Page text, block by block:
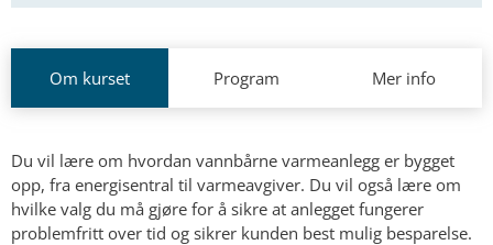
Om kurset Program Mer info
Du vil lære om hvordan vannbårne varmeanlegg er bygget
opp, fra energisentral til varmeavgiver. Du vil også lære om
hvilke valg du må gjøre for å sikre at anlegget fungerer
problemfritt over tid og sikrer kunden best mulig besparelse.